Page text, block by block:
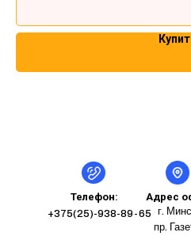
Адрес
г.
пр.
Телефон:
+375(25)-938-89-65